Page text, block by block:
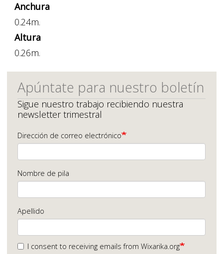
Anchura
0.24m.
Altura
0.26m.
Apúntate para nuestro boletín
Sigue nuestro trabajo recibiendo nuestra
newsletter trimestral
Dirección de correo electrónico
Nombre de pila
Apellido
I consent to receiving emails from Wixarika.org